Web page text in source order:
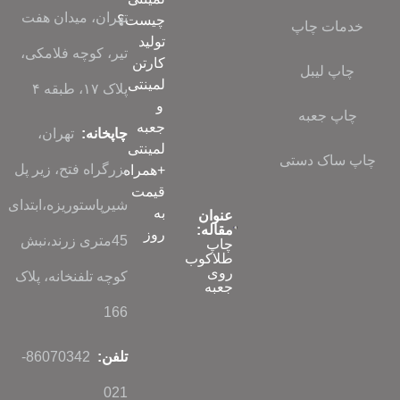
خدمات چاپ
چاپ لیبل
چاپ جعبه
چاپ ساک دستی
عنوان
مقاله:
چاپ
طلاکوب
روی
جعبه
چیست؟
تولید
کارتن
لمینتی
و
جعبه
لمینتی
+همراه
قیمت
به
روز
تهران، میدان هفت
تیر، کوچه فلامکی،
پلاک ۱۷، طبقه ۴
چاپخانه: تهران،
بزرگراه فتح، زیر پل
شیرپاستوریزه،ابتدای
45متری زرند،نبش
کوچه تلفنخانه، پلاک
166
تلفن: 86070342-
021